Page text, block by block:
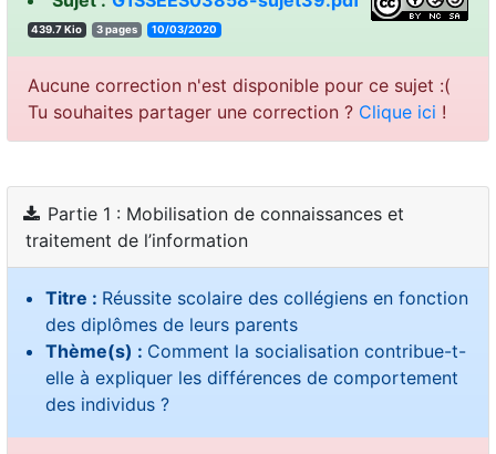
439.7 Kio 3 pages 10/03/2020
Aucune correction n'est disponible pour ce sujet :(
Tu souhaites partager une correction ? Clique ici !
Partie 1 : Mobilisation de connaissances et
traitement de l’information
Titre : Réussite scolaire des collégiens en fonction
des diplômes de leurs parents
Thème(s) : Comment la socialisation contribue-t-
elle à expliquer les différences de comportement
des individus ?